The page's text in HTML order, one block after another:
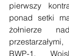
pierwszy
ponad setki
żołnierze
BWP-1.